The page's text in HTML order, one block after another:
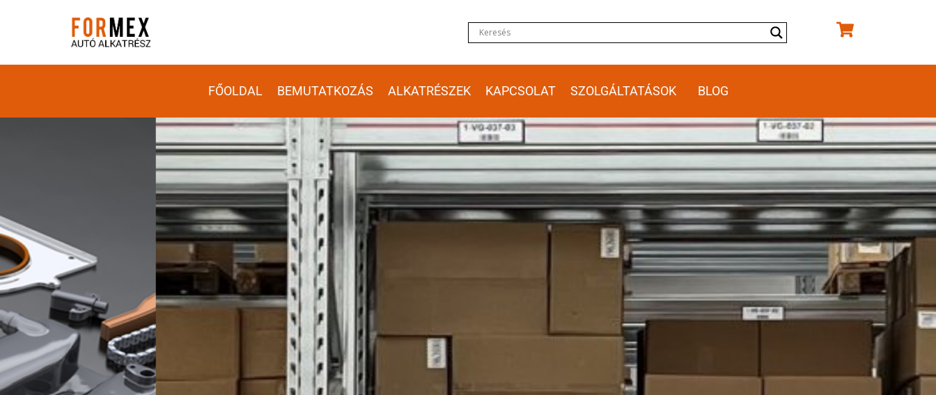
FŐOLDAL BEMUTATKOZÁS ALKATRÉSZEK KAPCSOLAT SZOLGÁLTATÁSOK BLOG